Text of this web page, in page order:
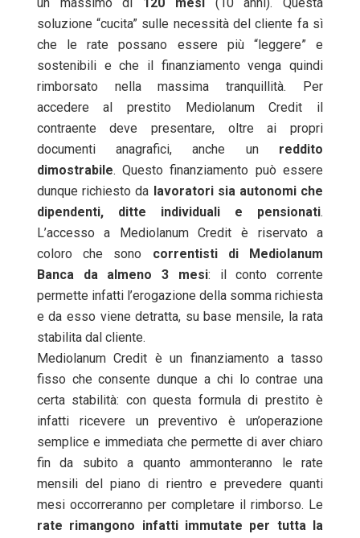
soluzione “cucita” sulle necessità del cliente fa sì
che le rate possano essere più “leggere” e
sostenibili e che il finanziamento venga quindi
rimborsato nella massima tranquillità. Per
accedere al prestito Mediolanum Credit il
contraente deve presentare, oltre ai propri
documenti anagrafici, anche un reddito
dimostrabile. Questo finanziamento può essere
dunque richiesto da lavoratori sia autonomi che
dipendenti, ditte individuali e pensionati.
L’accesso a Mediolanum Credit è riservato a
coloro che sono correntisti di Mediolanum
Banca da almeno 3 mesi: il conto corrente
permette infatti l’erogazione della somma richiesta
e da esso viene detratta, su base mensile, la rata
stabilita dal cliente.
Mediolanum Credit è un finanziamento a tasso
fisso che consente dunque a chi lo contrae una
certa stabilità: con questa formula di prestito è
infatti ricevere un preventivo è un’operazione
semplice e immediata che permette di aver chiaro
fin da subito a quanto ammonteranno le rate
mensili del piano di rientro e prevedere quanti
mesi occorreranno per completare il rimborso. Le
rate rimangono infatti immutate per tutta la